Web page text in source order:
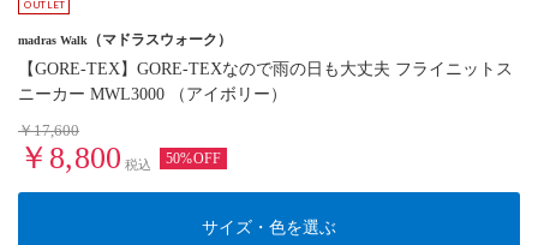
madras Walk （マドラスウォーク）
【GORE-TEX】GORE-TEXなので雨の日も大丈夫 フライニットス
ニーカー MWL3000 （アイボリー）
￥17,600
￥8,800 税込 50%OFF
サイズ・色を選ぶ